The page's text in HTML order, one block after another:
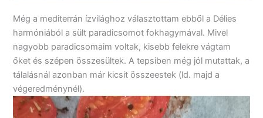
Még a mediterrán ízvilághoz választottam ebből a Délies
harmóniából a sült paradicsomot fokhagymával. Mivel
nagyobb paradicsomaim voltak, kisebb felekre vágtam
őket és szépen összesültek. A tepsiben még jól mutattak, a
tálalásnál azonban már kicsit összeestek (ld. majd a
végeredménynél).